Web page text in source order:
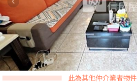
此為其他仲介業者物件